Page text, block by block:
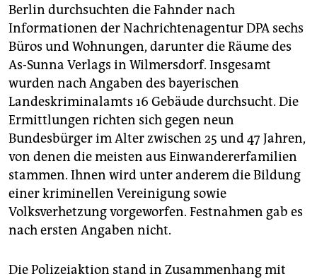
genossenschaft
epaper login
Berlin durchsuchten die Fahnder nach
Informationen der Nachrichtenagentur DPA sechs
Büros und Wohnungen, darunter die Räume des
As-Sunna Verlags in Wilmersdorf. Insgesamt
wurden nach Angaben des bayerischen
Landeskriminalamts 16 Gebäude durchsucht. Die
Ermittlungen richten sich gegen neun
Bundesbürger im Alter zwischen 25 und 47 Jahren,
von denen die meisten aus Einwandererfamilien
stammen. Ihnen wird unter anderem die Bildung
einer kriminellen Vereinigung sowie
Volksverhetzung vorgeworfen. Festnahmen gab es
nach ersten Angaben nicht.
Die Polizeiaktion stand in Zusammenhang mit